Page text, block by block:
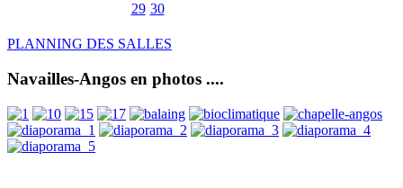
29 30
PLANNING DES SALLES
Navailles-Angos en photos ....